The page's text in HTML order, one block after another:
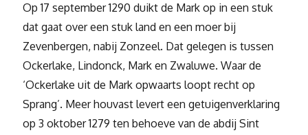
Op 17 september 1290 duikt de Mark op in een stuk
dat gaat over een stuk land en een moer bij
Zevenbergen, nabij Zonzeel. Dat gelegen is tussen
Ockerlake, Lindonck, Mark en Zwaluwe. Waar de
‘Ockerlake uit de Mark opwaarts loopt recht op
Sprang’. Meer houvast levert een getuigenverklaring
op 3 oktober 1279 ten behoeve van de abdij Sint